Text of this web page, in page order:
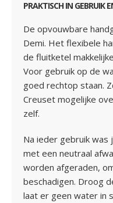
PRAKTISCH IN GEBRUIK
De opvouwbare
Demi. Het flexibele
de fluitketel
Voor gebruik op de
goed rechtop staan.
Creuset mogelijke
zelf.
Na ieder gebruik
met een neutraal
worden afgeraden,
beschadigen. Droog
laat er geen water in